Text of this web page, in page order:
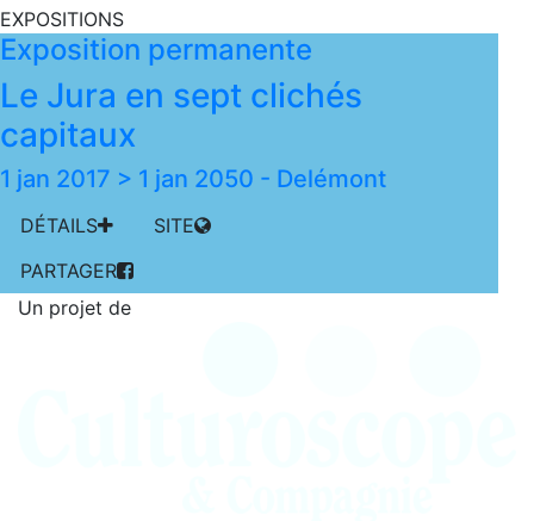
EXPOSITIONS
Exposition permanente
Le Jura en sept clichés
capitaux
1 jan 2017 > 1 jan 2050 - Delémont
DÉTAILS
SITE
PARTAGER
Un projet de